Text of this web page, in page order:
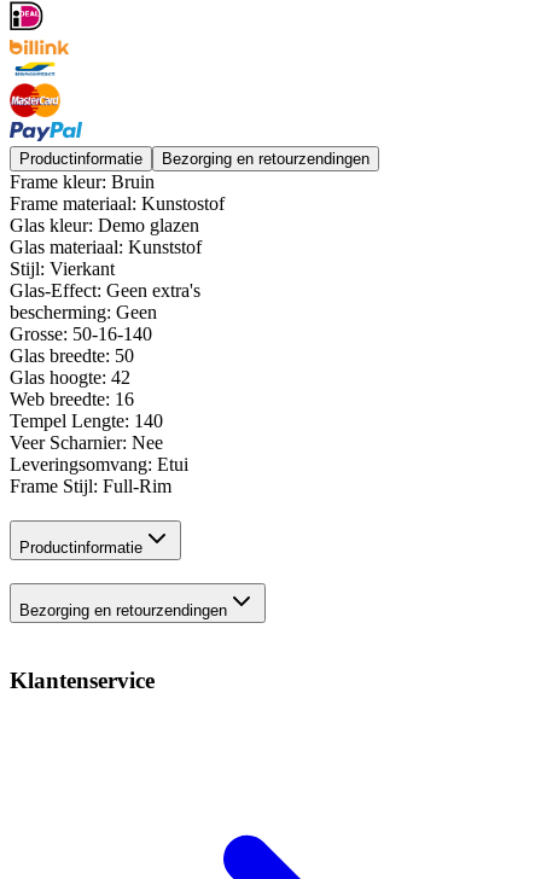
Productinformatie Bezorging en retourzendingen
Frame kleur: Bruin
Frame materiaal: Kunstostof
Glas kleur: Demo glazen
Glas materiaal: Kunststof
Stijl: Vierkant
Glas-Effect: Geen extra's
bescherming: Geen
Grosse: 50-16-140
Glas breedte: 50
Glas hoogte: 42
Web breedte: 16
Tempel Lengte: 140
Veer Scharnier: Nee
Leveringsomvang: Etui
Frame Stijl: Full-Rim
Productinformatie
Bezorging en retourzendingen
Klantenservice